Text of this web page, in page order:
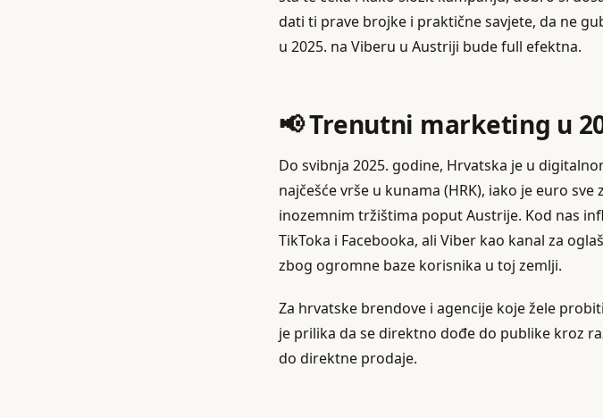
dati ti prave brojke i praktične savjete, da ne
u 2025. na Viberu u Austriji bude full efektna.
📢 Trenutni marketing u
Do svibnja 2025. godine, Hrvatska je u
najčešće vrše u kunama (HRK), iako je euro
inozemnim tržištima poput Austrije. Kod nas
TikToka i Facebooka, ali Viber kao kanal za
zbog ogromne baze korisnika u toj zemlji.
Za hrvatske brendove i agencije koje žele
je prilika da se direktno dođe do publike kroz
do direktne prodaje.